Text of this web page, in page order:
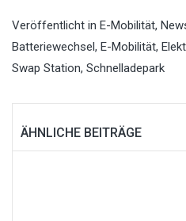
Veröffentlicht in E-Mobilität,
Batteriewechsel, E-Mobilität,
Swap Station, Schnelladepark
ÄHNLICHE BEITRÄGE